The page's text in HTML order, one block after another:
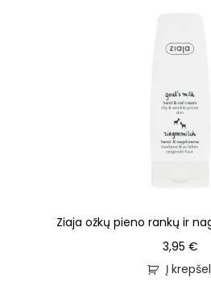
Ziaja ožkų pieno rankų ir
3,95 €
Į